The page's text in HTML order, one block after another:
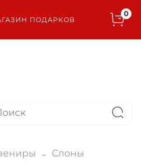
ПОДАРКОВ
0
Слоны